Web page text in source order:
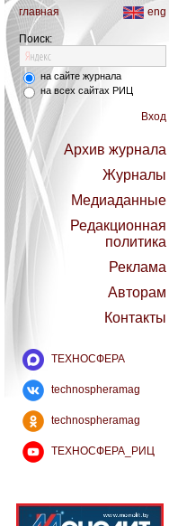
главная eng
Поиск:
на сайте журнала
на всех сайтах РИЦ
Вход
Архив журнала
Журналы
Медиаданные
Редакционная
политика
Реклама
Авторам
Контакты
ТЕХНОСФЕРА
technospheramag
technospheramag
ТЕХНОСФЕРА_РИЦ